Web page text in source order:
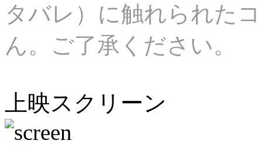
タバレ）に触れられた
ん。ご了承ください。
上映スクリーン